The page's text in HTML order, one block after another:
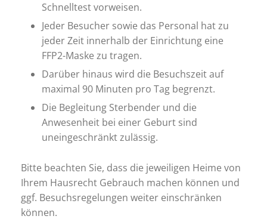
Schnelltest vorweisen.
Jeder Besucher sowie das Personal hat zu
jeder Zeit innerhalb der Einrichtung eine
FFP2-Maske zu tragen.
Darüber hinaus wird die Besuchszeit auf
maximal 90 Minuten pro Tag begrenzt.
Die Begleitung Sterbender und die
Anwesenheit bei einer Geburt sind
uneingeschränkt zulässig.
Bitte beachten Sie, dass die jeweiligen Heime von
Ihrem Hausrecht Gebrauch machen können und
ggf. Besuchsregelungen weiter einschränken
können.